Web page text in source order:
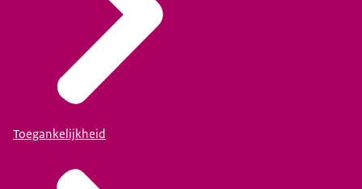
Toegankelijkheid